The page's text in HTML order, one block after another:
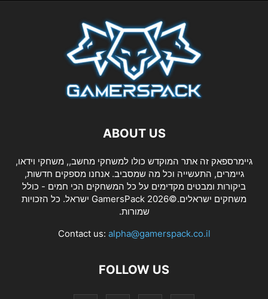
ABOUT US
גיימרספאק זה אתר המוקדש כולו למשחקי מחשב,, משחקי וידאו,
גיימרים, התעשייה וכל מה שמסביב. אנחנו מספקים חדשות,
ביקורות ומבטים מקדימים על כל המשחקים הכי חמים - כולל
משחקים ישראלים.©2026 GamersPack ישראל. כל הזכויות
שמורות.
Contact us: alpha@gamerspack.co.il
FOLLOW US